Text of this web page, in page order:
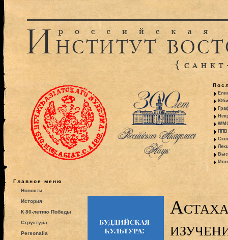
ППВ
Главное меню
Новости
История
К 80-летию Победы
Структура
Personalia